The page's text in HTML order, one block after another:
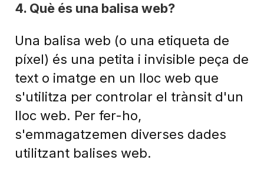
4. Què és una balisa web?
Una balisa web (o una etiqueta de
píxel) és una petita i invisible peça de
text o imatge en un lloc web que
s'utilitza per controlar el trànsit d'un
lloc web. Per fer-ho,
s'emmagatzemen diverses dades
utilitzant balises web.